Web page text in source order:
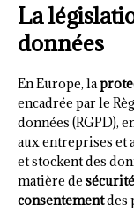
La
données
En Europe, la
encadrée par le
données (RGPD),
aux entreprises et
et stockent des
matière de sécurité
consentementdes